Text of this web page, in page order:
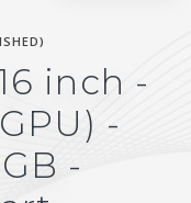
inch -
-
-